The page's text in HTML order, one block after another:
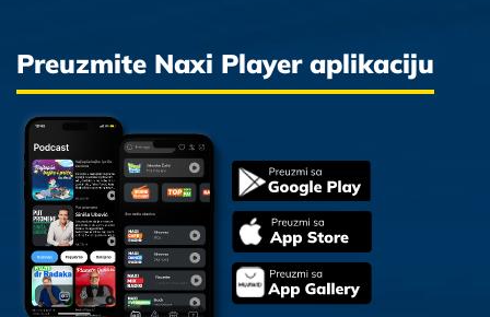
Preuzmite Naxi Player aplikaciju